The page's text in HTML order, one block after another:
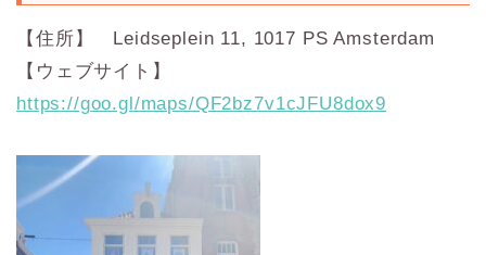
【住所】 Leidseplein 11, 1017 PS Amsterdam
【ウェブサイト】
https://goo.gl/maps/QF2bz7v1cJFU8dox9